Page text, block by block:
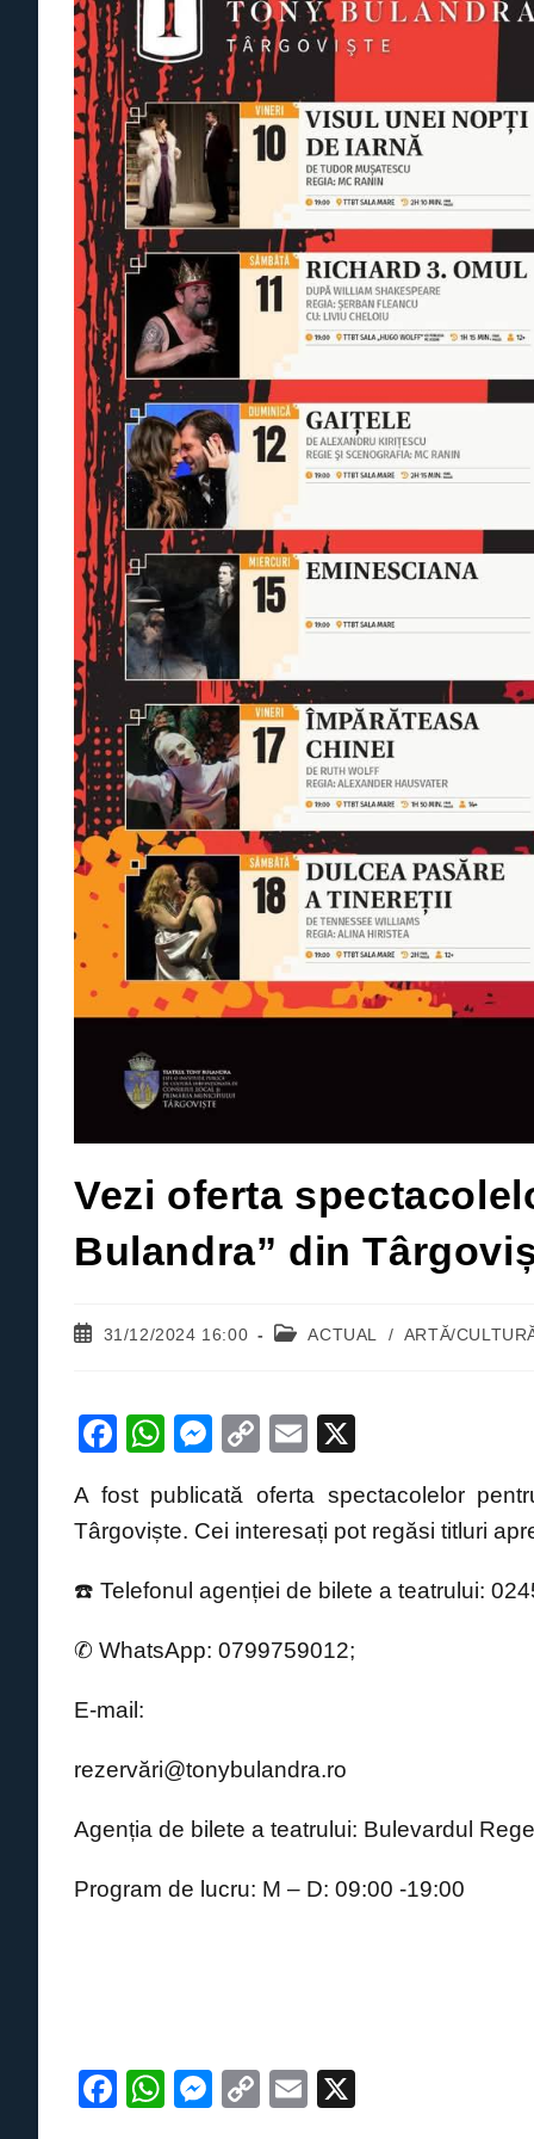
Vezi oferta
Bulandra” din
Post31/12/2024 16:00
PostACTUAL / ARTĂ/
F
c
e
b
o
k
W
at
s
A
p
M
ss
e
n
er
C
p
y
Li
k
E
ail
A fost publicată oferta spectacolelor
Târgoviște. Cei interesați pot regăsi titluri
☎️ Telefonul agenției de bilete a teatrului:
✆ WhatsApp: 0799759012;
E-mail:
rezervări@tonybulandra.ro
Agenția de bilete a teatrului: Bulevardul
Program de lucru: M – D: 09:00 -19:00
F
W
M
C
E